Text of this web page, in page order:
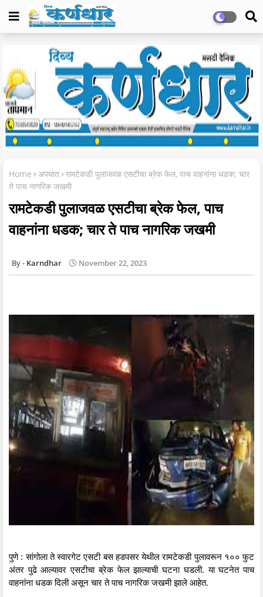
Home अपघात रामटेकडी पुलाजवळ एसटीचा ब्रेक फेल, पाच वाहनांना धडक; चार
ते पाच नागरिक जखमी
रामटेकडी पुलाजवळ एसटीचा ब्रेक फेल, पाच
वाहनांना धडक; चार ते पाच नागरिक जखमी
Karndhar November 22, 2023
पुणे : सांगोला ते स्वारगेट एसटी बस हडपसर येथील रामटेकडी पुलावरून १०० फुट
अंतर पुढे आल्यावर एसटीचा ब्रेक फेल झाल्याची घटना घडली. या घटनेत पाच
वाहनांना धडक दिली असून चार ते पाच नागरिक जखमी झाले आहेत.